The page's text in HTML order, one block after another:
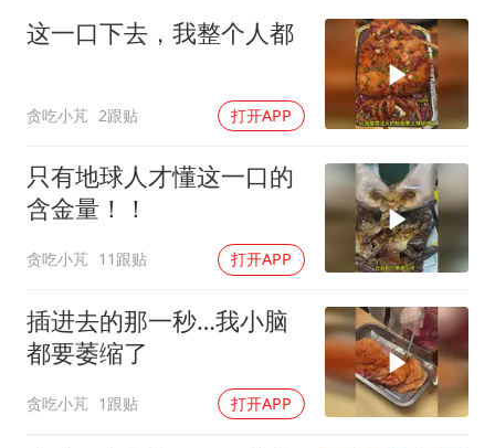
部分银行上调存款利率
货车高速制动失灵 交警护航化险为夷
白海豚突然大拐弯 走出罕见路线
下党之路
这一口下去，我整个人都
贪吃小芃 2跟贴 打开APP
只有地球人才懂这一口的
含金量！！
贪吃小芃 11跟贴 打开APP
插进去的那一秒…我小脑
都要萎缩了
贪吃小芃 1跟贴 打开APP